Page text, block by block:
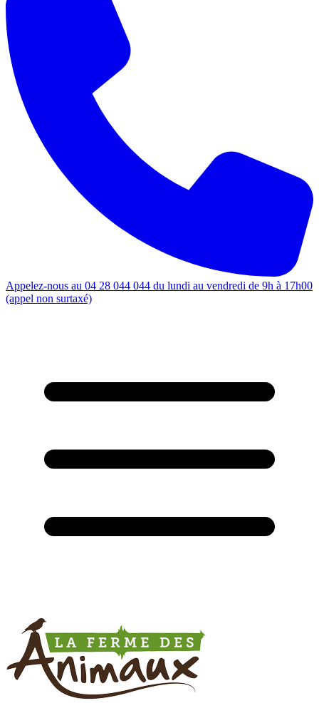
Appelez-nous au 04 28 044 044 du lundi au vendredi de 9h à 17h00
(appel non surtaxé)